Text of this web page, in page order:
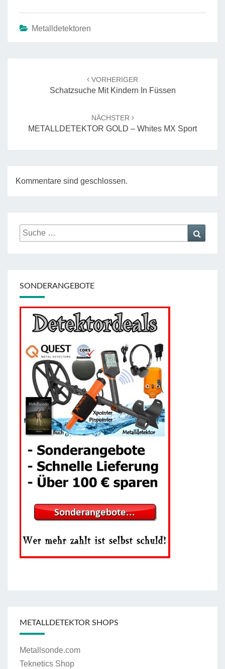
Metalldetektoren
VORHERIGER
Schatzsuche Mit Kindern In Füssen
NÄCHSTER
METALLDETEKTOR GOLD – Whites MX Sport
Kommentare sind geschlossen.
Suche
nach:
SONDERANGEBOTE
METALLDETEKTOR SHOPS
Metallsonde.com
Teknetics Shop